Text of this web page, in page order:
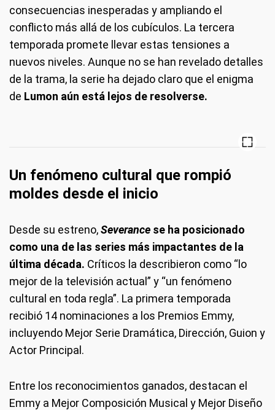
consecuencias inesperadas y ampliando el
conflicto más allá de los cubículos. La tercera
temporada promete llevar estas tensiones a
nuevos niveles. Aunque no se han revelado detalles
de la trama, la serie ha dejado claro que el enigma
de Lumon aún está lejos de resolverse.
Un fenómeno cultural que rompió
moldes desde el inicio
Desde su estreno,Severance se ha posicionado
como una de las series más impactantes de la
última década. Críticos la describieron como “lo
mejor de la televisión actual” y “un fenómeno
cultural en toda regla”. La primera temporada
recibió 14 nominaciones a los Premios Emmy,
incluyendo Mejor Serie Dramática, Dirección, Guion y
Actor Principal.
Entre los reconocimientos ganados, destacan el
Emmy a Mejor Composición Musical y Mejor Diseño